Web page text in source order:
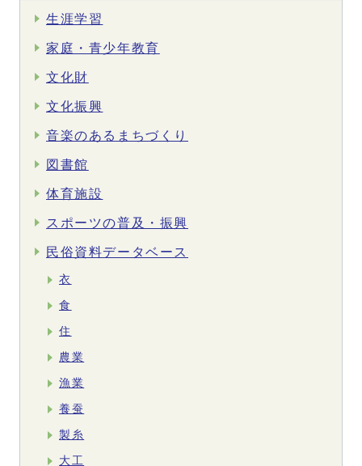
生涯学習
家庭・青少年教育
文化財
文化振興
音楽のあるまちづくり
図書館
体育施設
スポーツの普及・振興
民俗資料データベース
衣
食
住
農業
漁業
養蚕
製糸
大工